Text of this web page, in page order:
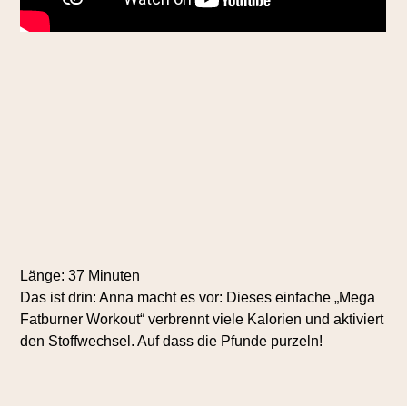
Länge: 37 Minuten
Das ist drin: Anna macht es vor: Dieses einfache „Mega
Fatburner Workout“ verbrennt viele Kalorien und aktiviert
den Stoffwechsel. Auf dass die Pfunde purzeln!